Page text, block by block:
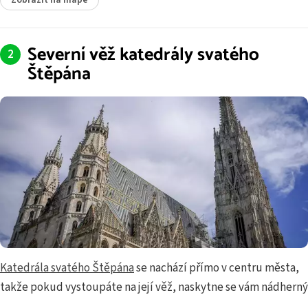
Severní věž katedrály svatého
Štěpána
Katedrála svatého Štěpánase nachází přímo v centru města,
takže pokud vystoupáte na její věž, naskytne se vám nádherný